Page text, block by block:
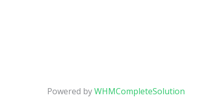
Powered byWHMCompleteSolution